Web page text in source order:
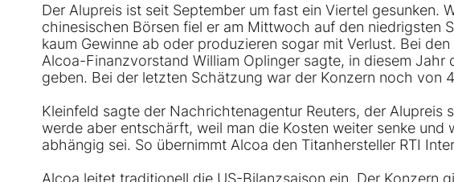
Der Alupreis ist seit September um fast ein Viertel gesunken.
chinesischen Börsen fiel er am Mittwoch auf den niedrigsten
kaum Gewinne ab oder produzieren sogar mit Verlust. Bei
Alcoa-Finanzvorstand William Oplinger sagte, in diesem
geben. Bei der letzten Schätzung war der Konzern noch von
Kleinfeld sagte der Nachrichtenagentur Reuters, der Alupreis
werde aber entschärft, weil man die Kosten weiter senke
abhängig sei. So übernimmt Alcoa den Titanhersteller RTI
Alcoa leitet traditionell die US-Bilanzsaison ein. Der Konzern